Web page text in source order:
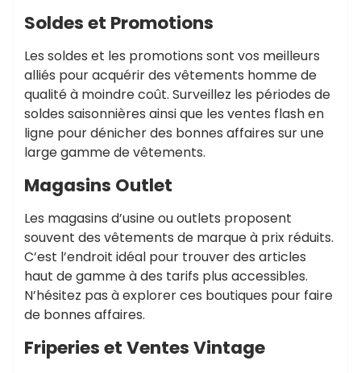
Soldes et Promotions
Les soldes et les promotions sont vos meilleurs
alliés pour acquérir des vêtements homme de
qualité à moindre coût. Surveillez les périodes de
soldes saisonnières ainsi que les ventes flash en
ligne pour dénicher des bonnes affaires sur une
large gamme de vêtements.
Magasins Outlet
Les magasins d’usine ou outlets proposent
souvent des vêtements de marque à prix réduits.
C’est l’endroit idéal pour trouver des articles
haut de gamme à des tarifs plus accessibles.
N’hésitez pas à explorer ces boutiques pour faire
de bonnes affaires.
Friperies et Ventes Vintage